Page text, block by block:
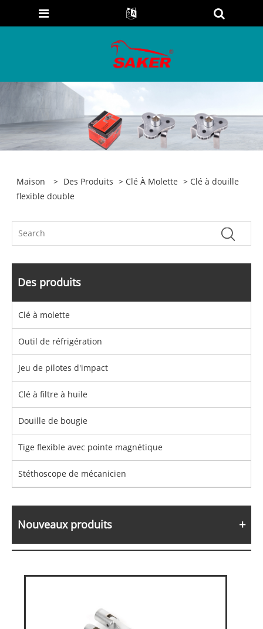
Maison > Des Produits > Clé À Molette > Clé à douille
flexible double
Des produits
Clé à molette
Outil de réfrigération
Jeu de pilotes d'impact
Clé à filtre à huile
Douille de bougie
Tige flexible avec pointe magnétique
Stéthoscope de mécanicien
Nouveaux produits